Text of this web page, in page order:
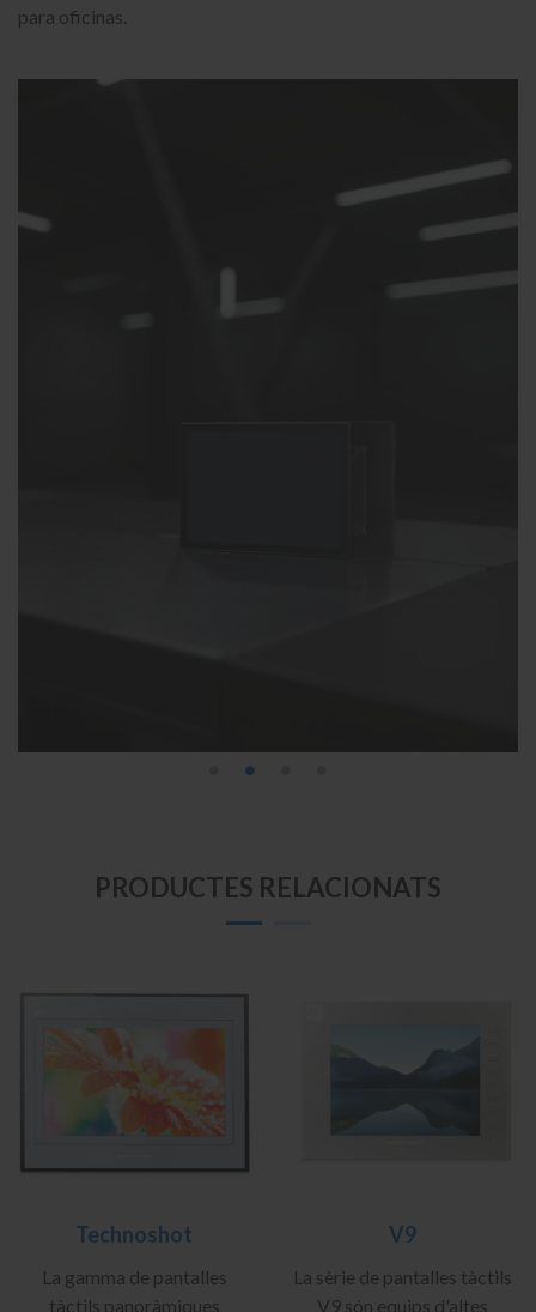
para oficinas.
PRODUCTES RELACIONATS
Technoshot
La gamma de pantalles
tàctils panoràmiques
V9
La sèrie de pantalles tàctils
V9 són equips d'altes